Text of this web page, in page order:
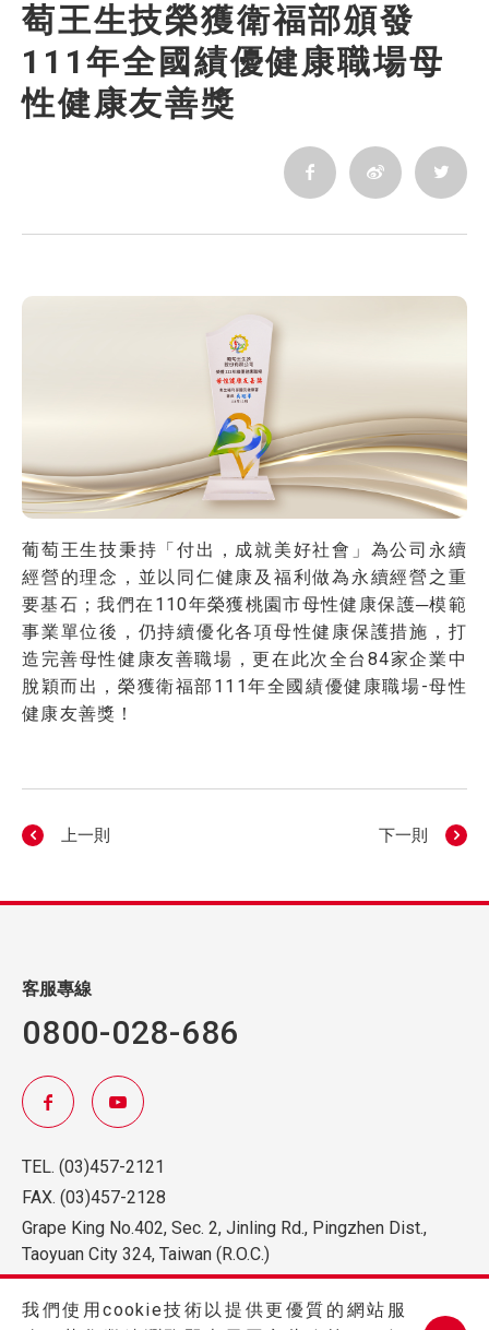
萄王生技榮獲衛福部頒發
111年全國績優健康職場母
性健康友善獎
葡萄王生技秉持「付出，成就美好社會」為公司永續
經營的理念，並以同仁健康及福利做為永續經營之重
要基石；我們在110年榮獲桃園市母性健康保護─模範
事業單位後，仍持續優化各項母性健康保護措施，打
造完善母性健康友善職場，更在此次全台84家企業中
脫穎而出，榮獲衛福部111年全國績優健康職場-母性
健康友善獎！
上一則 下一則
客服專線
0800-028-686
TEL. (03)457-2121
FAX. (03)457-2128
Grape King No.402, Sec. 2, Jinling Rd., Pingzhen Dist.,
Taoyuan City 324, Taiwan (R.O.C.)
我們使用cookie技術以提供更優質的網站服